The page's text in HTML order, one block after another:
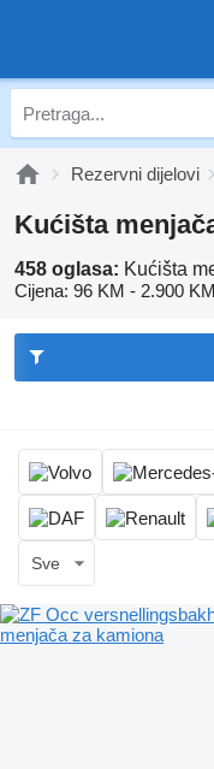
Rezervni dijelovi
Kućišta
458 oglasa: Kućišta
Cijena: 96 KM - 2.900 KM
Sve